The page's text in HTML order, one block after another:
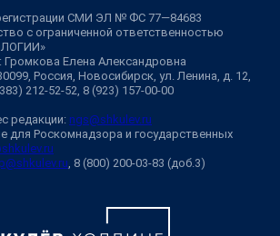
СМИ ЭЛ № ФС 77—84683
с ограниченной ответственностью
Громкова Елена Александровна
Россия, Новосибирск, ул. Ленина, д. 12,
212-52-52, 8 (923) 157-00-00
редакции: ngs@shkulev.ru
для Роскомнадзора и государственных
, 8 (800) 200-03-83 (доб.3)